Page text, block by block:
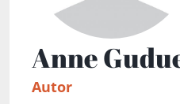
Anne
Autor